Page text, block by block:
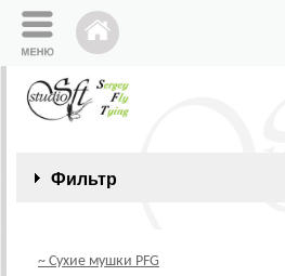
Фильтр
~ Сухие мушки PFG